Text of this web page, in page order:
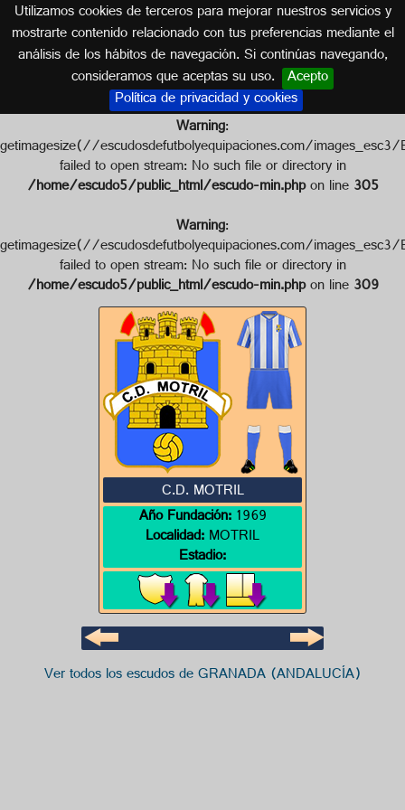
Utilizamos cookies de terceros para mejorar nuestros servicios y
mostrarte contenido relacionado con tus preferencias mediante el
análisis de los hábitos de navegación. Si continúas navegando,
consideramos que aceptas su uso. Acepto
Política de privacidad y cookies
Escudo de C.D. MOTRIL
GRANADA (ANDALUCÍA)
Warning:
getimagesize(//escudosdefutbolyequipaciones.com/
failed to open stream: No such file or directory in
/home/escudo5/public_html/escudo-min.phpon line305
Warning:
getimagesize(//escudosdefutbolyequipaciones.com/
failed to open stream: No such file or directory in
/home/escudo5/public_html/escudo-min.phpon line309
C.D. MOTRIL
Año Fundación:1969
Localidad:MOTRIL
Estadio:
Ver todos los escudos de GRANADA (ANDALUCÍA)